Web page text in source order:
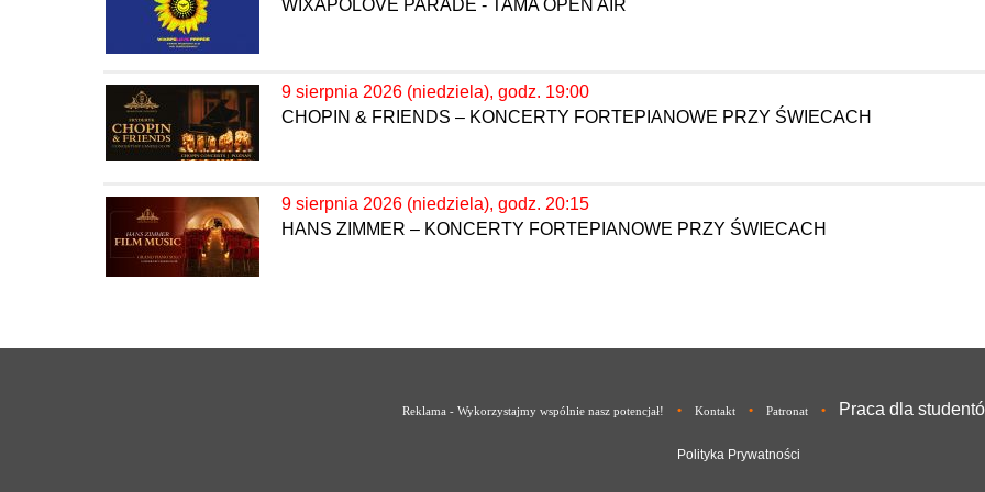
WIXAPOLOVE PARADE - TAMA OPEN AIR
9 sierpnia 2026 (niedziela), godz. 19:00
CHOPIN & FRIENDS – KONCERTY FORTEPIANOWE PRZY ŚWIECACH
9 sierpnia 2026 (niedziela), godz. 20:15
HANS ZIMMER – KONCERTY FORTEPIANOWE PRZY ŚWIECACH
Reklama - Wykorzystajmy wspólnie nasz potencjał! • Kontakt • Patronat • Praca dla
Polityka Prywatności